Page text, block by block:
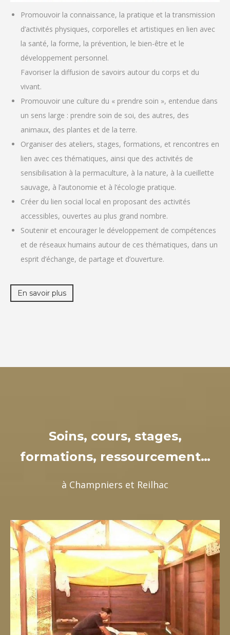
Promouvoir la connaissance, la pratique et la transmission
d’activités physiques, corporelles et artistiques en lien avec
la santé, la forme, la prévention, le bien-être et le
développement personnel.
Favoriser la diffusion de savoirs autour du corps et du
vivant.
Promouvoir une culture du « prendre soin », entendue dans
un sens large : prendre soin de soi, des autres, des
animaux, des plantes et de la terre.
Organiser des ateliers, stages, formations, et rencontres en
lien avec ces thématiques, ainsi que des activités de
sensibilisation à la permaculture, à la nature, à la cueillette
sauvage, à l’autonomie et à l’écologie pratique.
Créer du lien social local en proposant des activités
accessibles, ouvertes au plus grand nombre.
Soutenir et encourager le développement de compétences
et de réseaux humains autour de ces thématiques, dans un
esprit d’échange, de partage et d’ouverture.
En savoir plus
Soins, cours, stages,
formations, ressourcement…
à Champniers et Reilhac